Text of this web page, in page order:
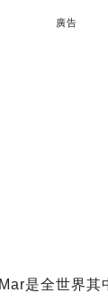
廣告
是全世界其